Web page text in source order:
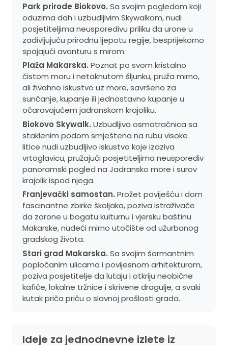
Park prirode Biokovo. Sa svojim pogledom koji
oduzima dah i uzbudljivim Skywalkom, nudi
posjetiteljima neusporedivu priliku da urone u
zadivljujuću prirodnu ljepotu regije, besprijekorno
spajajući avanturu s mirom.
Plaža Makarska. Poznat po svom kristalno
čistom moru i netaknutom šljunku, pruža mirno,
ali živahno iskustvo uz more, savršeno za
sunčanje, kupanje ili jednostavno kupanje u
očaravajućem jadranskom krajoliku.
Biokovo Skywalk. Uzbudljiva osmatračnica sa
staklenim podom smještena na rubu visoke
litice nudi uzbudljivo iskustvo koje izaziva
vrtoglavicu, pružajući posjetiteljima neusporediv
panoramski pogled na Jadransko more i surov
krajolik ispod njega.
Franjevački samostan. Prožet poviješću i dom
fascinantne zbirke školjaka, poziva istraživače
da zarone u bogatu kulturnu i vjersku baštinu
Makarske, nudeći mirno utočište od užurbanog
gradskog života.
Stari grad Makarska. Sa svojim šarmantnim
popločanim ulicama i povijesnom arhitekturom,
poziva posjetitelje da lutaju i otkriju neobične
kafiće, lokalne tržnice i skrivene dragulje, a svaki
kutak priča priču o slavnoj prošlosti grada.
Ideje za jednodnevne izlete iz